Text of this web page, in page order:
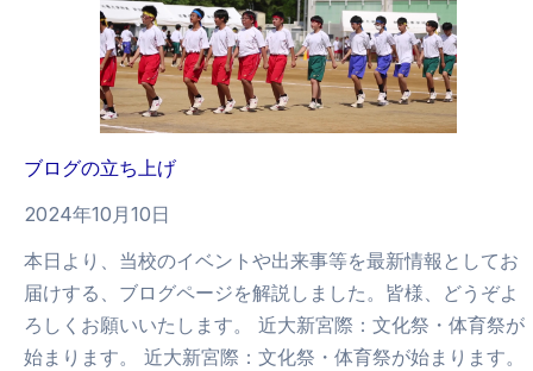
ブログの立ち上げ
2024年10月10日
本日より、当校のイベントや出来事等を最新情報としてお
届けする、ブログページを解説しました。皆様、どうぞよ
ろしくお願いいたします。 近大新宮際：文化祭・体育祭が
始まります。 近大新宮際：文化祭・体育祭が始まります。